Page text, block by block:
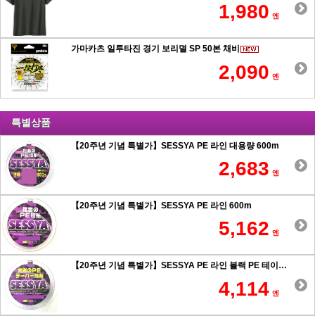
1,980 엔
가마카츠 일투타진 경기 보리멸 SP 50본 채비
2,090 엔
특별상품
【20주년 기념 특별가】SESSYA PE 라인 대용량 600m
2,683 엔
【20주년 기념 특별가】SESSYA PE 라인 600m
5,162 엔
【20주년 기념 특별가】SESSYA PE 라인 블랙 PE 테이퍼 힘사 원투 0.6호 이상
4,114 엔